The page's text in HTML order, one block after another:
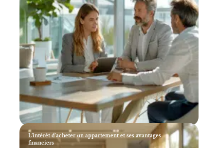
L’intérêt d’acheter un appartement et ses avantages
financiers